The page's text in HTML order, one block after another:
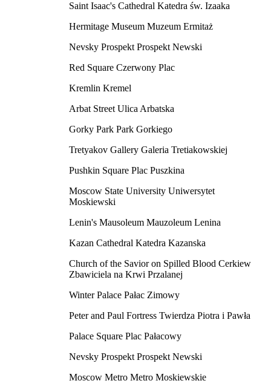
Saint Isaac's Cathedral Katedra św. Izaaka
Hermitage Museum Muzeum Ermitaż
Nevsky Prospekt Prospekt Newski
Red Square Czerwony Plac
Kremlin Kremel
Arbat Street Ulica Arbatska
Gorky Park Park Gorkiego
Tretyakov Gallery Galeria Tretiakowskiej
Pushkin Square Plac Puszkina
Moscow State University Uniwersytet
Moskiewski
Lenin's Mausoleum Mauzoleum Lenina
Kazan Cathedral Katedra Kazanska
Church of the Savior on Spilled Blood Cerkiew
Zbawiciela na Krwi Przalanej
Winter Palace Pałac Zimowy
Peter and Paul Fortress Twierdza Piotra i Pawła
Palace Square Plac Pałacowy
Nevsky Prospekt Prospekt Newski
Moscow Metro Metro Moskiewskie